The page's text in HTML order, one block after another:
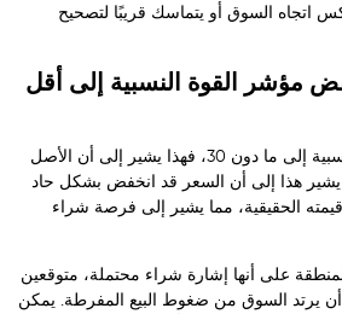
اتجاه السوق أو يتماسك قريبًا لتصحيح
مؤشر القوة النسبية إلى أقل
إذا انخفض مؤشر القوة النسبية إلى ما دون 30، فهذا يشير إلى أن الأصل
هذا إلى أن السعر قد انخفض بشكل حاد
الحقيقية، مما يشير إلى فرصة شراء
على أنها إشارة شراء محتملة، متوقعين
يرتد السوق من ضغوط البيع المفرطة. يمكن